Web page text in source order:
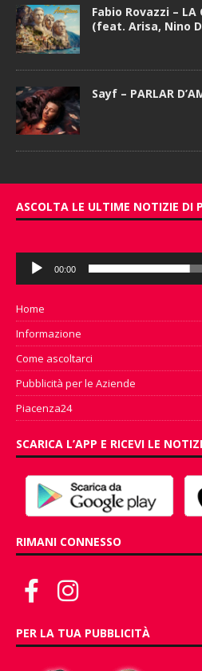
Fabio Rovazzi – LA
(feat. Arisa, Nino
Sayf – PARLAR
ASCOLTA LE ULTIME NOTIZIE DI
Audio
Player
00:00
Home
Informazione
Come ascoltarci
Pubblicità per le Aziende
Piacenza24
SCARICA L’APP E RICEVI LE
RIMANI CONNESSO
PER LA TUA PUBBLICITÀ